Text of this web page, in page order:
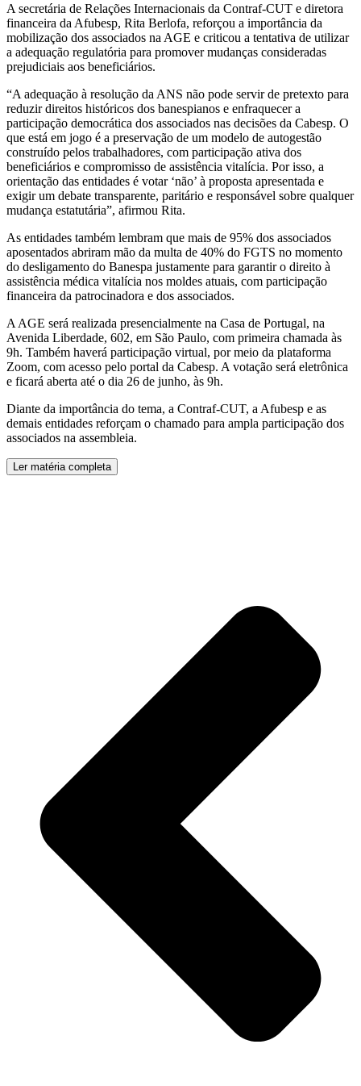
A secretária de Relações Internacionais da Contraf-CUT e diretora
financeira da Afubesp, Rita Berlofa, reforçou a importância da
mobilização dos associados na AGE e criticou a tentativa de utilizar
a adequação regulatória para promover mudanças consideradas
prejudiciais aos beneficiários.
“A adequação à resolução da ANS não pode servir de pretexto para
reduzir direitos históricos dos banespianos e enfraquecer a
participação democrática dos associados nas decisões da Cabesp. O
que está em jogo é a preservação de um modelo de autogestão
construído pelos trabalhadores, com participação ativa dos
beneficiários e compromisso de assistência vitalícia. Por isso, a
orientação das entidades é votar ‘não’ à proposta apresentada e
exigir um debate transparente, paritário e responsável sobre qualquer
mudança estatutária”, afirmou Rita.
As entidades também lembram que mais de 95% dos associados
aposentados abriram mão da multa de 40% do FGTS no momento
do desligamento do Banespa justamente para garantir o direito à
assistência médica vitalícia nos moldes atuais, com participação
financeira da patrocinadora e dos associados.
A AGE será realizada presencialmente na Casa de Portugal, na
Avenida Liberdade, 602, em São Paulo, com primeira chamada às
9h. Também haverá participação virtual, por meio da plataforma
Zoom, com acesso pelo portal da Cabesp. A votação será eletrônica
e ficará aberta até o dia 26 de junho, às 9h.
Diante da importância do tema, a Contraf-CUT, a Afubesp e as
demais entidades reforçam o chamado para ampla participação dos
associados na assembleia.
Ler matéria completa